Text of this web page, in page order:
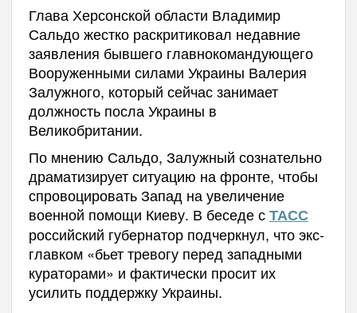
Глава Херсонской области Владимир
Сальдо жестко раскритиковал недавние
заявления бывшего главнокомандующего
Вооруженными силами Украины Валерия
Залужного, который сейчас занимает
должность посла Украины в
Великобритании.
По мнению Сальдо, Залужный сознательно
драматизирует ситуацию на фронте, чтобы
спровоцировать Запад на увеличение
военной помощи Киеву. В беседе сТАСС
российский губернатор подчеркнул, что экс-
главком «бьет тревогу перед западными
кураторами» и фактически просит их
усилить поддержку Украины.